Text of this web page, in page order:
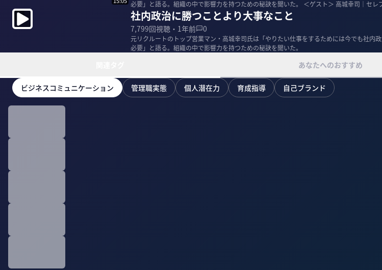
必要」と語る。組織の中で影響力を持つための秘訣を聞いた。 ＜ゲスト＞ 高城幸司｜セレブレイン代
表 リクルー...
社内政治に勝つことより大事なこと
7,799回視聴・ 1年前 0
元リクルートのトップ営業マン・高城幸司氏は「やりたい仕事をするためには今でも社内
必要」と語る。組織の中で影響力を持つための秘訣を聞いた。
あなたへのおすすめ
ビジネスコミュニケーション 管理職実態 個人潜在力 育成指導 自己ブランド